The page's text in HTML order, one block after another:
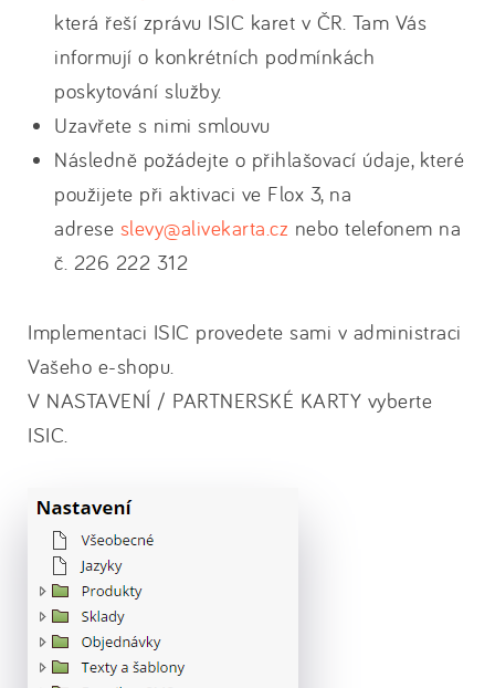
která řeší zprávu ISIC karet v ČR. Tam Vás
informují o konkrétních podmínkách
poskytování služby.
Uzavřete s nimi smlouvu
Následně požádejte o přihlašovací údaje, které
použijete při aktivaci ve Flox 3, na
adrese slevy@alivekarta.cz nebo telefonem na
č. 226 222 312
Implementaci ISIC provedete sami v administraci
Vašeho e-shopu.
V NASTAVENÍ / PARTNERSKÉ KARTY vyberte
ISIC.